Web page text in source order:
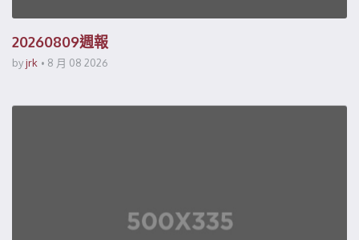
20260809週報
byjrk 8 月 08 2026